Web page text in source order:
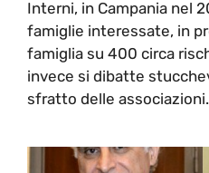
Interni, in Campania nel
famiglie interessate, in
famiglia su 400 circa
invece si dibatte
sfratto delle associazioni.